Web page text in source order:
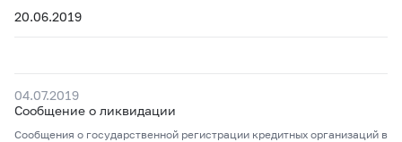
20.06.2019
04.07.2019
Сообщение о ликвидации
Сообщения о государственной регистрации кредитных организаций в